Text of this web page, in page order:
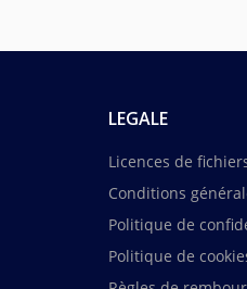
LEGALE
Licences de
Conditions
Politique de
Politique de